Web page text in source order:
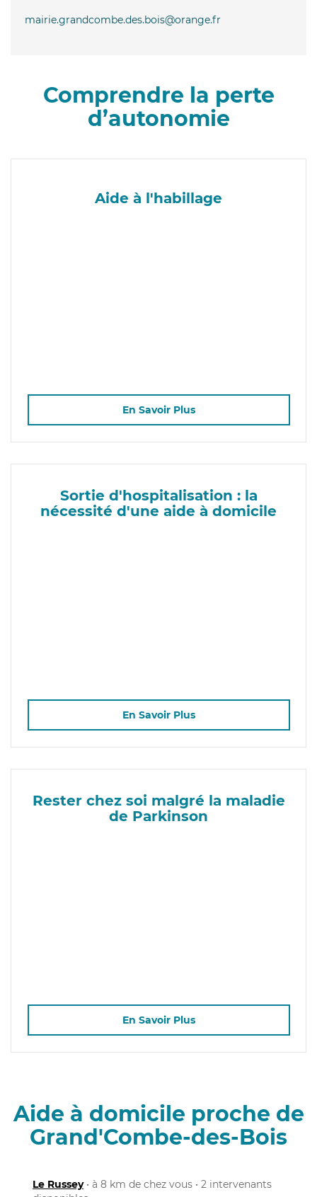
mairie.grandcombe.des.bois@orange.fr
Comprendre la perte
d’autonomie
Aide à l'habillage
En Savoir Plus
Sortie d'hospitalisation : la
nécessité d'une aide à domicile
En Savoir Plus
Rester chez soi malgré la maladie
de Parkinson
En Savoir Plus
Aide à domicile proche de
Grand'Combe-des-Bois
Le Russey• à 8 km de chez vous • 2 intervenants